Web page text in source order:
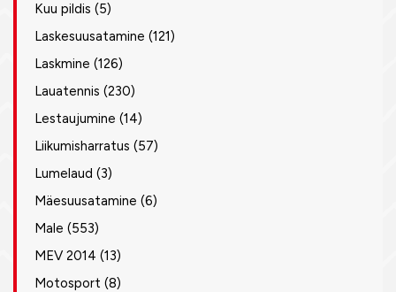
Kuu pildis (5)
Laskesuusatamine (121)
Laskmine (126)
Lauatennis (230)
Lestaujumine (14)
Liikumisharratus (57)
Lumelaud (3)
Mäesuusatamine (6)
Male (553)
MEV 2014 (13)
Motosport (8)